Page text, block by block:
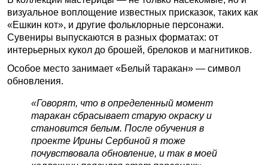
визуальное воплощение известных присказок, таких как
«Ешкин кот», и другие фольклорные персонажи.
Сувениры выпускаются в разных форматах: от
интерьерных кукол до брошей, брелоков и магнитиков.
Особое место занимает «Белый таракан» — символ
обновления.
«Говорят, что в определенный момент
таракан сбрасывает старую окраску и
становится белым. После обучения в
проекте Ирины Сербиной я тоже
почувствовала обновление, и так в моей